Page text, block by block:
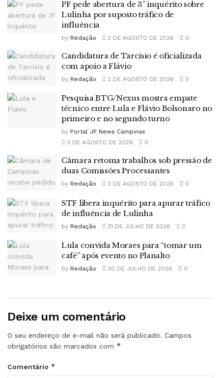
PF pede abertura de 3º inquérito sobre
Lulinha por suposto tráfico de
influência
by Redação 3 DE AGOSTO DE 2026 0
Candidatura de Tarcísio é oficializada
com apoio a Flávio
by Redação 3 DE AGOSTO DE 2026 0
Pesquisa BTG/Nexus mostra empate
técnico entre Lula e Flávio Bolsonaro no
primeiro e no segundo turno
by Portal JP News Campinas
3 DE AGOSTO DE 2026
0
Câmara retoma trabalhos sob pressão de
duas Comissões Processantes
by Redação 3 DE AGOSTO DE 2026 0
STF libera inquérito para apurar tráfico
de influência de Lulinha
by Redação 31 DE JULHO DE 2026 0
Lula convida Moraes para “tomar um
café” após evento no Planalto
by Redação 30 DE JULHO DE 2026 0
Deixe um comentário
O seu endereço de e-mail não será publicado. Campos
obrigatórios são marcados com *
Comentário *